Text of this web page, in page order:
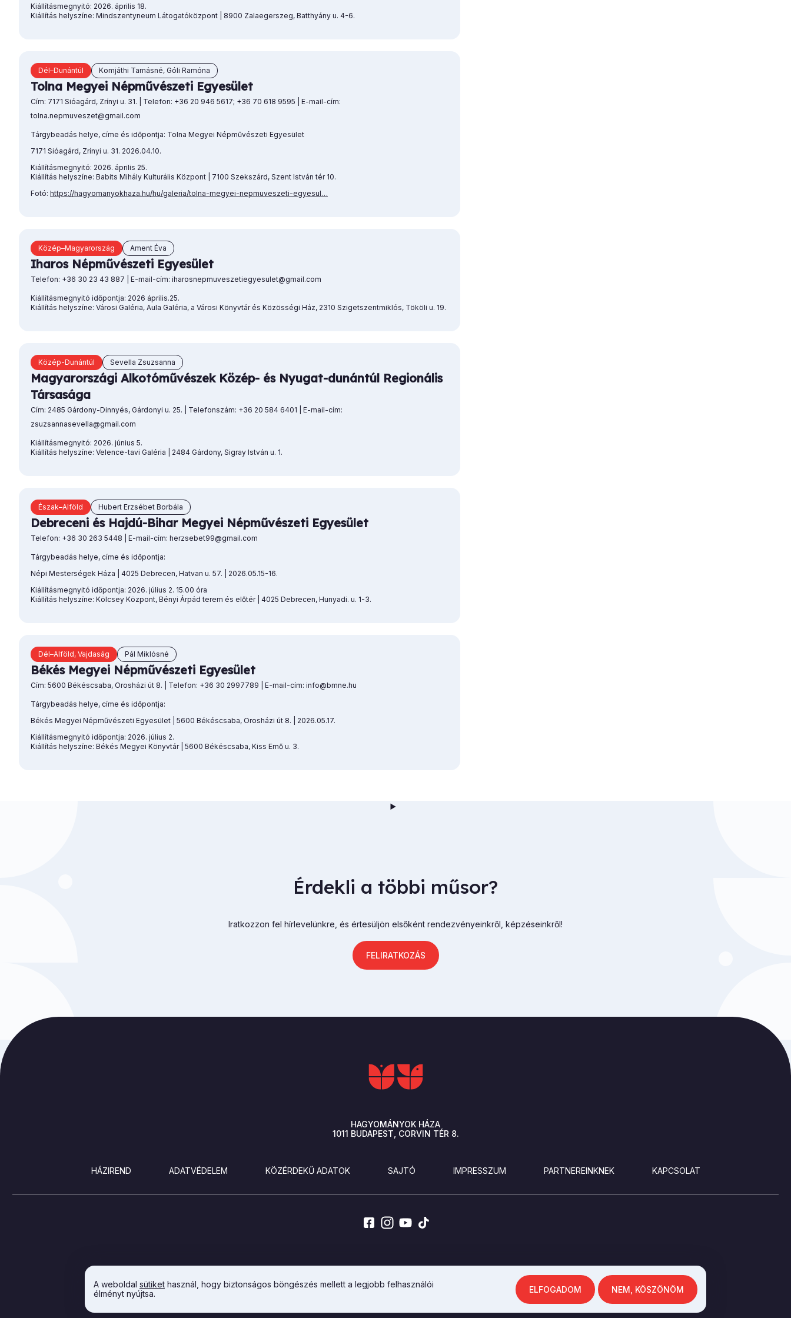
A weboldal sütiket használ, hogy biztonságos böngészés mellett a legjobb felhasználói
élményt nyújtsa.
ELFOGADOM NEM, KÖSZÖNÖM
Kiállításmegnyitó: 2026. április 18.
Kiállítás helyszíne: Mindszentyneum Látogatóközpont | 8900 Zalaegerszeg, Batthyány u. 4-6.
Dél–Dunántúl Komjáthi Tamásné, Góli Ramóna
Tolna Megyei Népművészeti Egyesület
Cím: 7171 Sióagárd, Zrínyi u. 31. | Telefon: +36 20 946 5617; +36 70 618 9595 | E-mail-cím:
tolna.nepmuveszet@gmail.com
Tárgybeadás helye, címe és időpontja: Tolna Megyei Népművészeti Egyesület
7171 Sióagárd, Zrínyi u. 31. 2026.04.10.
Kiállításmegnyitó: 2026. április 25.
Kiállítás helyszíne: Babits Mihály Kulturális Központ | 7100 Szekszárd, Szent István tér 10.
Fotó: https://hagyomanyokhaza.hu/hu/galeria/tolna-megyei-nepmuveszeti-egyesul…
Közép–Magyarország Ament Éva
Iharos Népművészeti Egyesület
Telefon: +36 30 23 43 887 | E-mail-cím: iharosnepmuveszetiegyesulet@gmail.com
Kiállításmegnyitó időpontja: 2026 április.25.
Kiállítás helyszíne: Városi Galéria, Aula Galéria, a Városi Könyvtár és Közösségi Ház, 2310 Szigetszentmiklós, Tököli u. 19.
Közép-Dunántúl Sevella Zsuzsanna
Magyarországi Alkotóművészek Közép- és Nyugat-dunántúl Regionális
Társasága
Cím: 2485 Gárdony-Dinnyés, Gárdonyi u. 25. | Telefonszám: +36 20 584 6401 | E-mail-cím:
zsuzsannasevella@gmail.com
Kiállításmegnyitó: 2026. június 5.
Kiállítás helyszíne: Velence-tavi Galéria | 2484 Gárdony, Sigray István u. 1.
Észak–Alföld Hubert Erzsébet Borbála
Debreceni és Hajdú-Bihar Megyei Népművészeti Egyesület
Telefon: +36 30 263 5448 | E-mail-cím: herzsebet99@gmail.com
Tárgybeadás helye, címe és időpontja:
Népi Mesterségek Háza | 4025 Debrecen, Hatvan u. 57. | 2026.05.15-16.
Kiállításmegnyitó időpontja: 2026. július 2. 15.00 óra
Kiállítás helyszíne: Kölcsey Központ, Bényi Árpád terem és előtér | 4025 Debrecen, Hunyadi. u. 1-3.
Dél–Alföld, Vajdaság Pál Miklósné
Békés Megyei Népművészeti Egyesület
Cím: 5600 Békéscsaba, Orosházi út 8. | Telefon: +36 30 2997789 | E-mail-cím: info@bmne.hu
Tárgybeadás helye, címe és időpontja:
Békés Megyei Népművészeti Egyesület | 5600 Békéscsaba, Orosházi út 8. | 2026.05.17.
Kiállításmegnyitó időpontja: 2026. július 2.
Kiállítás helyszíne: Békés Megyei Könyvtár | 5600 Békéscsaba, Kiss Ernő u. 3.
Érdekli a többi műsor?
Iratkozzon fel hírlevelünkre, és értesüljön elsőként rendezvényeinkről, képzéseinkről!
FELIRATKOZÁS
HAGYOMÁNYOK HÁZA
1011 BUDAPEST CORVIN TÉR 8.
HÁZIREND ADATVÉDELEM KÖZÉRDEKŰ ADATOK SAJTÓ IMPRESSZUM PARTNEREINKNEK KAPCSOLAT